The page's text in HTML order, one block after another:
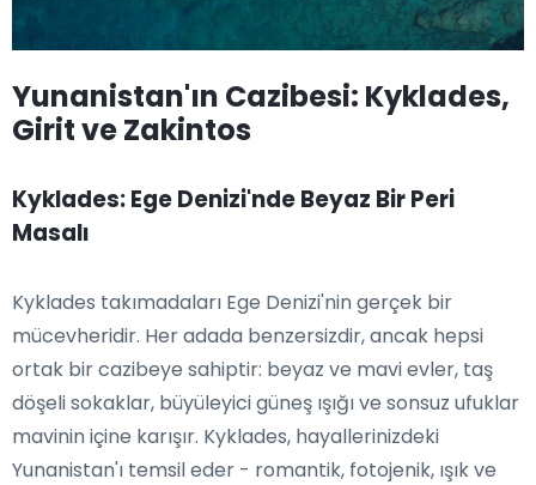
Yunanistan'ın Cazibesi: Kyklades,
Girit ve Zakintos
Kyklades: Ege Denizi'nde Beyaz Bir Peri
Masalı
Kyklades takımadaları Ege Denizi'nin gerçek bir
mücevheridir. Her adada benzersizdir, ancak hepsi
ortak bir cazibeye sahiptir: beyaz ve mavi evler, taş
döşeli sokaklar, büyüleyici güneş ışığı ve sonsuz ufuklar
mavinin içine karışır. Kyklades, hayallerinizdeki
Yunanistan'ı temsil eder - romantik, fotojenik, ışık ve